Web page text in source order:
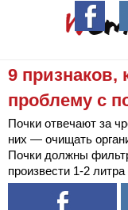
9 признаков,
проблему с
Почки отвечают за
них — очищать
Почки должны
произвести 1-2